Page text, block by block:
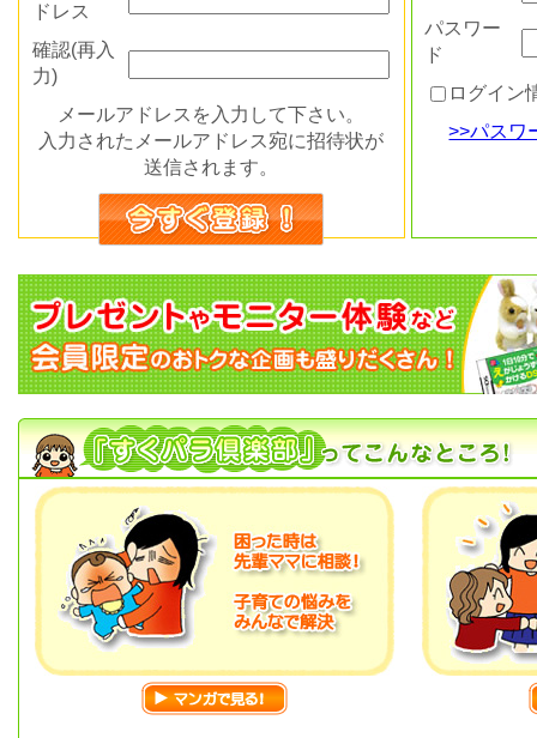
ドレス
確認(再入
力)
メールアドレスを入力して下さい。
入力されたメールアドレス宛に招待状が
送信されます。
パスワー
ド
ログイン
>>パスワ